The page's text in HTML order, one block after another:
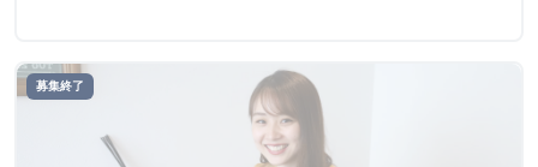
募集終了